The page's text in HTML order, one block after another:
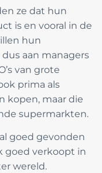
ze dat hun
is en vooral in de
hun
aan managers
van grote
prima als
kopen, maar die
supermarkten.
goed gevonden
goed verkoopt in
wereld.